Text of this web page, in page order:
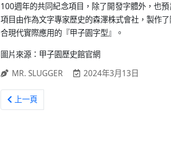
100週年的共同紀念項目，除了開發字體外，也
項目由作為文字專家歷史的森澤株式會社，製作
合現代實際應用的『甲子園字型』。
圖片來源：甲子園歷史館官網
MR. SLUGGER
2024年3月13日
上一篇文章: 日職 / 陽岱鋼披上新球衣 目標冠軍
上一頁